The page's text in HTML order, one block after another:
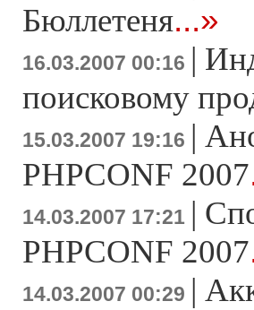
Бюллетеня...»
16.03.2007 00:16 |
поисковому
15.03.2007 19:16 |
PHPCONF 2007
14.03.2007 17:21 |
PHPCONF 2007
14.03.2007 00:29 |